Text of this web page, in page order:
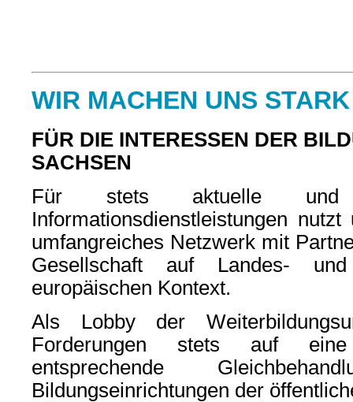
WIR MACHEN UNS STARK
FÜR DIE INTERESSEN DER
SACHSEN
Für stets aktuelle und
Informationsdienstleistungen
umfangreiches Netzwerk mit
Gesellschaft auf Landes-
europäischen Kontext.
Als Lobby der
Forderungen stets auf eine
entsprechende
Bildungseinrichtungen der